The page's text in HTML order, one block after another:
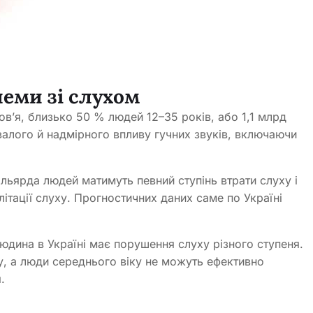
зі слухом
близько 50 % людей 12–35 років, або 1,1 млрд
й надмірного впливу гучних звуків, включаючи
людей матимуть певний ступінь втрати слуху і
слуху. Прогностичних даних саме по Україні
в Україні має порушення слуху різного ступеня.
а люди середнього віку не можуть ефективно